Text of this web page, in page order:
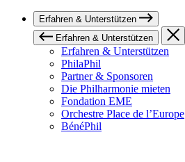
Erfahren & Unterstützen
Erfahren & Unterstützen
Erfahren & Unterstützen
PhilaPhil
Partner & Sponsoren
Die Philharmonie mieten
Fondation EME
Orchestre Place de l’Europe
BénéPhil